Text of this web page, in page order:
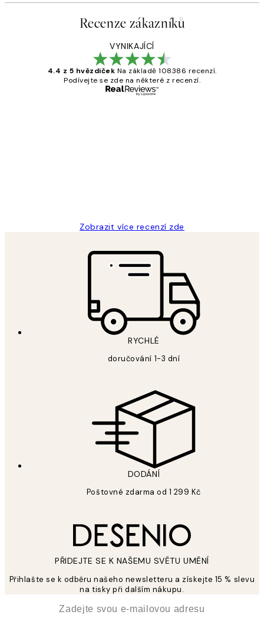
Recenze zákazníků
VYNIKAJÍCÍ
4.4 z 5 hvězdiček Na základě 108386 recenzí.
Podívejte se zde na některé z recenzí.
Zobrazit více recenzí zde
RYCHLÉ
doručování 1-3 dní
DODÁNÍ
Poštovné zdarma od 1 299 Kč
PŘIDEJTE SE K NAŠEMU SVĚTU UMĚNÍ
Přihlašte se k odběru našeho newsletteru a získejte 15 % slevu
na tisky při dalším nákupu.